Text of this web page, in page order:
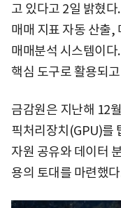
고 있다고 2일 밝혔
매매 지표 자동 산출,
매매분석 시스템이
핵심 도구로 활용되
금감원은 지난해 12
픽처리장치(GPU)를
자원 공유와 데이터
용의 토대를 마련했